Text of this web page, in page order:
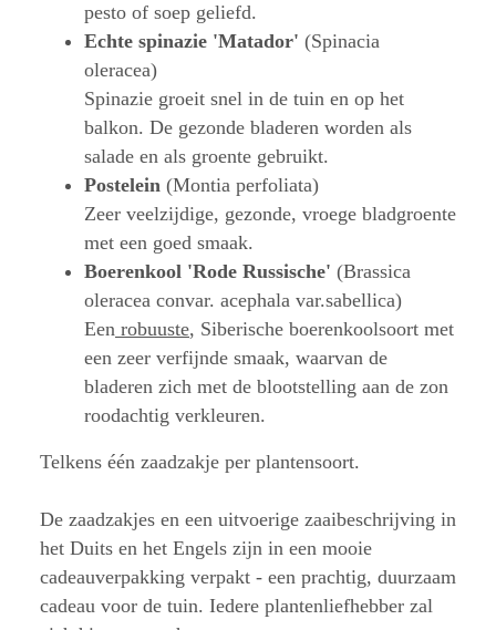
pesto of soep geliefd.
Echte spinazie 'Matador' (Spinacia
oleracea)
Spinazie groeit snel in de tuin en op het
balkon. De gezonde bladeren worden als
salade en als groente gebruikt.
Postelein (Montia perfoliata)
Zeer veelzijdige, gezonde, vroege bladgroente
met een goed smaak.
Boerenkool 'Rode Russische' (Brassica
oleracea convar. acephala var.sabellica)
Een robuuste, Siberische boerenkoolsoort met
een zeer verfijnde smaak, waarvan de
bladeren zich met de blootstelling aan de zon
roodachtig verkleuren.
Telkens één zaadzakje per plantensoort.
De zaadzakjes en een uitvoerige zaaibeschrijving in
het Duits en het Engels zijn in een mooie
cadeauverpakking verpakt - een prachtig, duurzaam
cadeau voor de tuin. Iedere plantenliefhebber zal